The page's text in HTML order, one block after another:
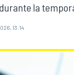
la
13:14